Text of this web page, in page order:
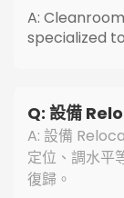
A:
specialized
Q: 設備
A: 設備
定位、調水平
復歸。